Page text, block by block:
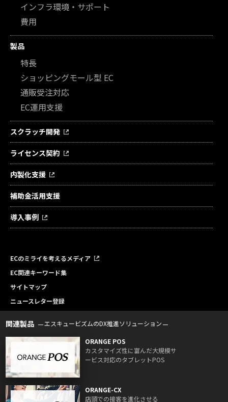
インフラ環境・サポート
費用
製品
特長
ショッピングモール型 EC
通販受注対応
EC運用支援
スクラッチ開発
ライセンス契約
内製化支援
補助金活用支援
導入事例
ECのミライを考えるメディア
EC関連キーワード集
サイトマップ
ニュースレター登録
関連製品 エスキュービズムのDX推進ソリューション
ORANGE POS
カスタマイズ性に富んだ大規模サ
ービス対応のタブレットPOS
ORANGE-CX
店頭での接客を進化させる